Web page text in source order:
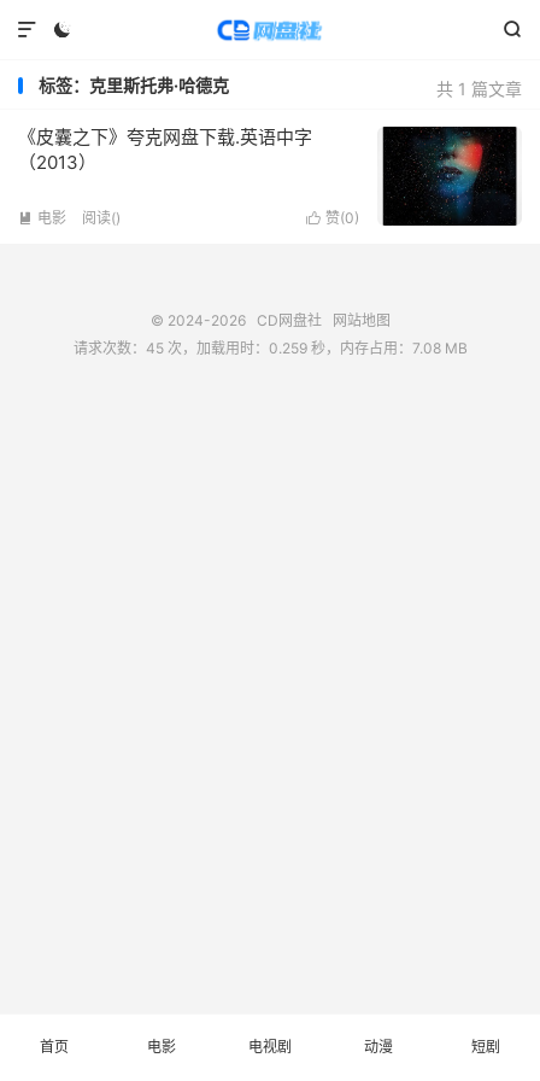
 

共 1 篇文章
标签：克里斯托弗·哈德克
《皮囊之下》夸克网盘下载.英语中字
（2013）
 赞(0)
 电影 阅读()
© 2024-2026 CD网盘社
网站地图
请求次数：45 次，加载用时：0.259 秒，内存占用：7.08 MB
首页 电影 电视剧 动漫 短剧